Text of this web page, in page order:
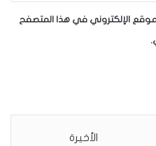
الإلكتروني في هذا المتصفح
الأخيرة